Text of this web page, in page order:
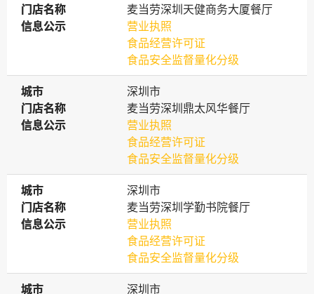
门店名称
门店名称
麦当劳深圳天健商务大厦餐厅
信息公示
信息公示
营业执照
食品经营许可证
食品安全监督量化分级
城市
城市
深圳市
门店名称
门店名称
麦当劳深圳鼎太风华餐厅
信息公示
信息公示
营业执照
食品经营许可证
食品安全监督量化分级
城市
城市
深圳市
门店名称
门店名称
麦当劳深圳学勤书院餐厅
信息公示
信息公示
营业执照
食品经营许可证
食品安全监督量化分级
城市
城市
深圳市